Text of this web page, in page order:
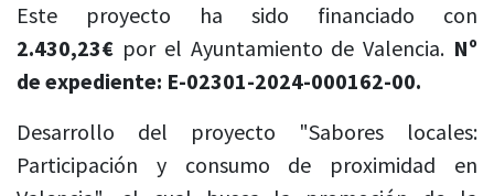
Este proyecto ha sido financiado con
2.430,23€ por el Ayuntamiento de Valencia. Nº
de expediente: E-02301-2024-000162-00.
Desarrollo del proyecto "Sabores locales:
Participación y consumo de proximidad en